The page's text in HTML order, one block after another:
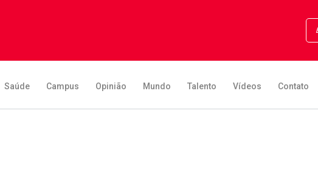
Saúde Campus Opinião Mundo Talento Vídeos Contato